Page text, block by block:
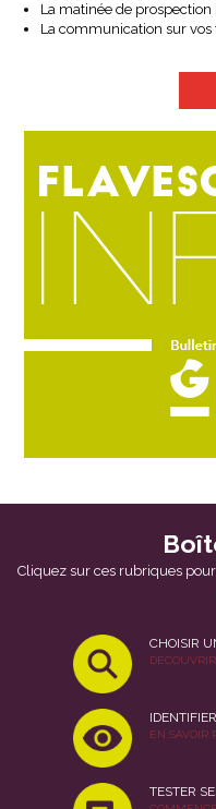
La matinée de
La communication sur vos
Cliquez sur ces rubriques
CHOISIR
EN SAVOIR
TESTER